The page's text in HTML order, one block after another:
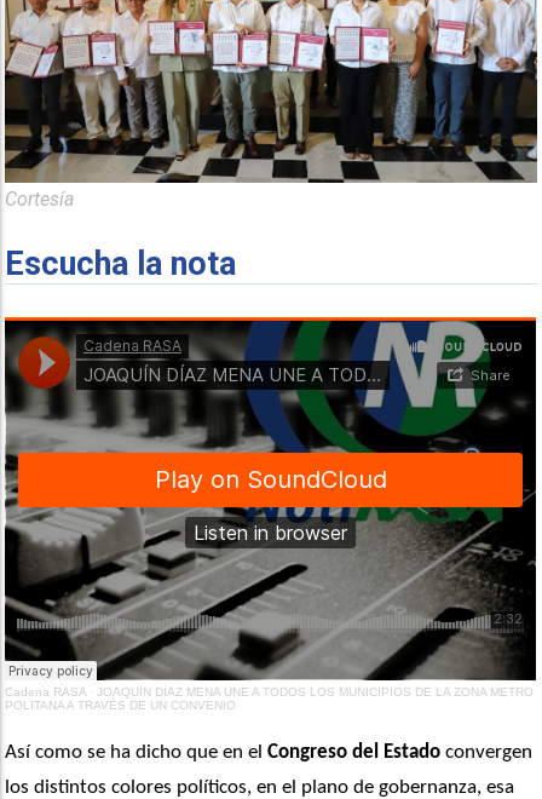
Cortesía
Escucha la nota
Cadena RASA ·JOAQUÍN DÍAZ MENA UNE A TODOS LOS MUNICIPIOS DE LA ZONA METRO
POLITANA A TRAVÉS DE UN CONVENIO
Así como se ha dicho que en el Congreso del Estado convergen
los distintos colores políticos, en el plano de gobernanza, esa